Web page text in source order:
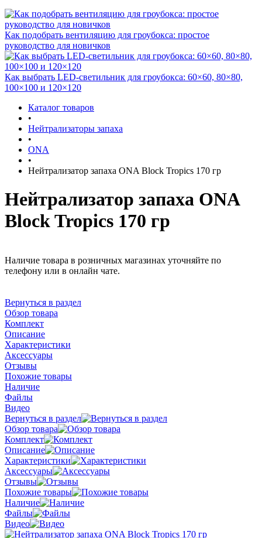
Как подобрать вентиляцию для гроубокса: простое
руководство для новичков
Как выбрать LED-светильник для гроубокса: 60×60, 80×80,
100×100 и 120×120
Каталог товаров
•
Нейтрализаторы запаха
•
ONA
•
Нейтрализатор запаха ONA Block Tropics 170 гр
Нейтрализатор запаха ONA
Block Tropics 170 гр
Наличие товара в розничных магазинах уточняйте по
телефону или в онлайн чате.
Вернуться в раздел
Обзор товара
Комплект
Описание
Характеристики
Аксессуары
Отзывы
Похожие товары
Наличие
Файлы
Видео
Вернуться в раздел
Обзор товара
Комплект
Описание
Характеристики
Аксессуары
Отзывы
Похожие товары
Наличие
Файлы
Видео